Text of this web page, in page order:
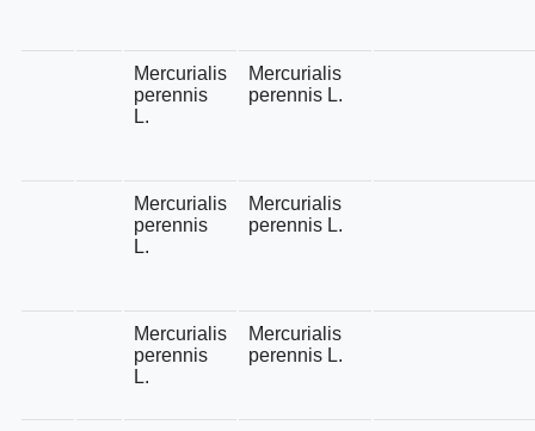
Mercurialis
perennis
L.
Mercurialis
perennis L.
Mercurialis
perennis
L.
Mercurialis
perennis L.
Mercurialis
perennis
L.
Mercurialis
perennis L.